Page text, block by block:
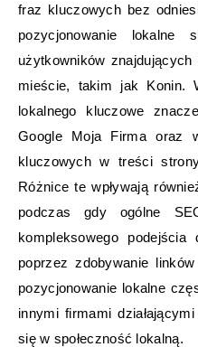
fraz kluczowych bez
pozycjonowanie
użytkowników
mieście, takim jak Konin.
lokalnego kluczowe
Google Moja Firma oraz
kluczowych w treści
Różnice te wpływają
podczas gdy ogólne
kompleksowego
poprzez zdobywanie
pozycjonowanie lokalne
innymi firmami
się w społeczność lokalną.